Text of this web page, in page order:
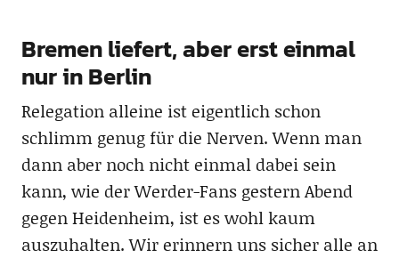
Bremen liefert, aber erst einmal
nur in Berlin
Relegation alleine ist eigentlich schon
schlimm genug für die Nerven. Wenn man
dann aber noch nicht einmal dabei sein
kann, wie der Werder-Fans gestern Abend
gegen Heidenheim, ist es wohl kaum
auszuhalten. Wir erinnern uns sicher alle an